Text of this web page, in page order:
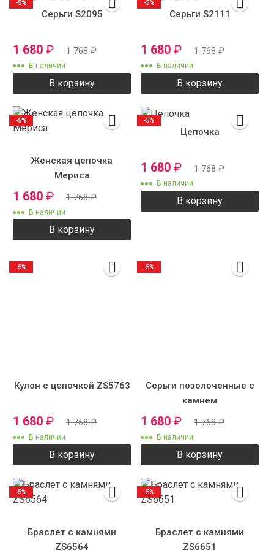
Серьги S2095
1 680 ₽ 1 768₽
В наличии
В корзину
-5%
Серьги S2111
1 680 ₽ 1 768₽
В наличии
В корзину
-5%
Женская цепочка
Мериса
1 680 ₽ 1 768₽
В наличии
В корзину
-5%
Цепочка
1 680 ₽ 1 768₽
В наличии
В корзину
-5%
Кулон с цепочкой ZS5763
1 680 ₽ 1 768₽
В наличии
В корзину
-5%
Серьги позолоченные с
камнем
1 680 ₽ 1 768₽
В наличии
В корзину
-5%
Браслет с камнями
ZS6564
-5%
Браслет с камнями
ZS6651
-5%